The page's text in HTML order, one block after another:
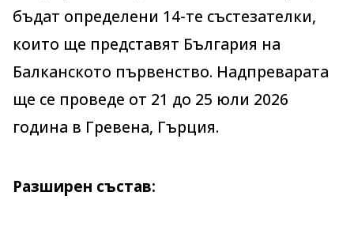
бъдат определени 14-те състезателки,
които ще представят България на
Балканското първенство. Надпреварата
ще се проведе от 21 до 25 юли 2026
година в Гревена, Гърция.
Разширен състав: